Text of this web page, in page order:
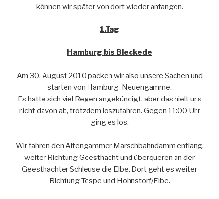
können wir später von dort wieder anfangen.
1.Tag
Hamburg bis Bleckede
Am 30. August 2010 packen wir also unsere Sachen und
starten von Hamburg-Neuengamme.
Es hatte sich viel Regen angekündigt, aber das hielt uns
nicht davon ab, trotzdem loszufahren. Gegen 11:00 Uhr
ging es los.
Wir fahren den Altengammer Marschbahndamm entlang,
weiter Richtung Geesthacht und überqueren an der
Geesthachter Schleuse die Elbe. Dort geht es weiter
Richtung Tespe und Hohnstorf/Elbe.